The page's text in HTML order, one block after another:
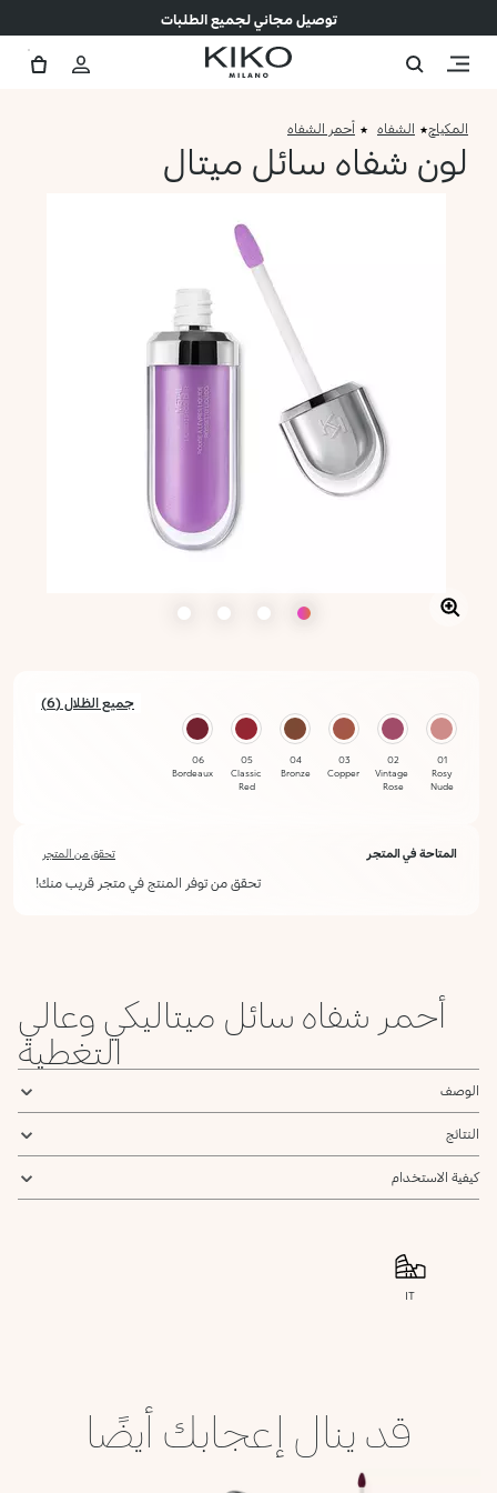
توصيل مجاني لجميع الطلبات
المكياج الشفاه أحمر الشفاه
لون شفاه سائل ميتال
جميع الظلال (6)
01
Rosy
Nude
02
Vintage
Rose
03
Copper
04
Bronze
05
Classic
Red
06
Bordeaux
المتاحة في المتجر تحقق من المتجر
تحقق من توفر المنتج في متجر قريب منك!
أحمر شفاه سائل ميتاليكي وعالي
التغطية
الوصف
النتائج
كيفية الاستخدام
IT
قد ينال إعجابك أيضًا